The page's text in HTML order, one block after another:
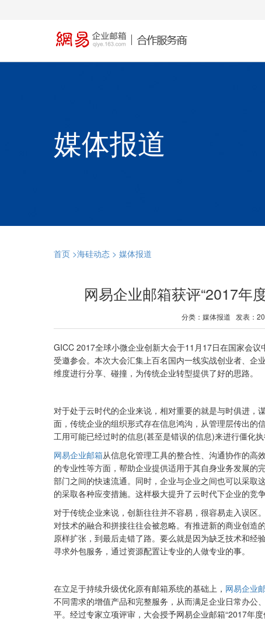
媒体报道
首页 >海硅动态 > 媒体报道
网易企业邮箱获评“2017年
分类：媒体报道 发表：
GICC 2017全球小微企业创新大会于11月17日在国家会议
受邀参会。本次大会汇集上百名国内一线实战创业者、企
维度进行分享、碰撞，为传统企业转型提供了好的思路。
对于处于云时代的企业来说，相对重要的就是与时俱进，
面，传统企业的组织形式存在信息鸿沟，从管理层传出的
工用可能已经过时的信息(甚至是错误的信息)来进行僵化执
网易企业邮箱从信息化管理工具的整合性、沟通协作的高
的专业性等方面，帮助企业提供适用于其自身业务发展的
部门之间的快速流通。同时，企业与企业之间也可以采取
的采取各种应变措施。这样极大提升了云时代下企业的竞争
对于传统企业来说，创新往往并不容易，很容易走入误区
对技术的融合和拼接往往会被忽略。有推进新的商业创造
原样扩张，到最后走错了路。要么就是因为缺乏技术和经
寻求外包服务，通过资源配置让专业的人做专业的事。
在立足于持续升级优化原有邮箱系统的基础上， 网易企业
不同需求的增值产品和完整服务，从而满足企业日常办公
平。经过专家立项评审，大会授予网易企业邮箱“2017年度